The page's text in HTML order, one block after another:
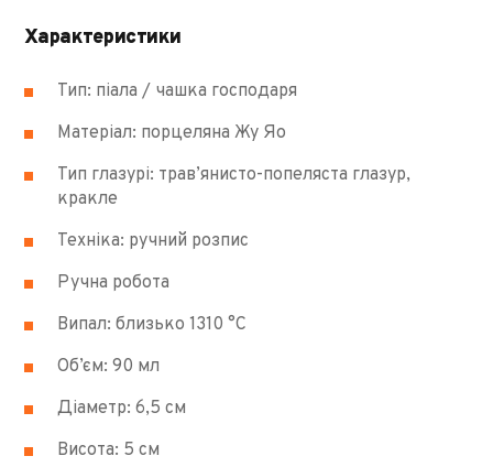
Характеристики
Тип: піала / чашка господаря
Матеріал: порцеляна Жу Яо
Тип глазурі: трав’янисто-попеляста глазур,
кракле
Техніка: ручний розпис
Ручна робота
Випал: близько 1310 °C
Об’єм: 90 мл
Діаметр: 6,5 см
Висота: 5 см